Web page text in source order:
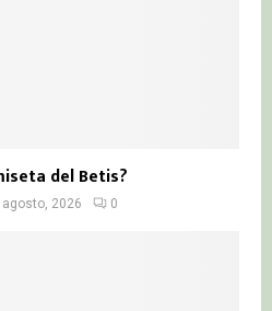
del Betis?
agosto, 2026 0